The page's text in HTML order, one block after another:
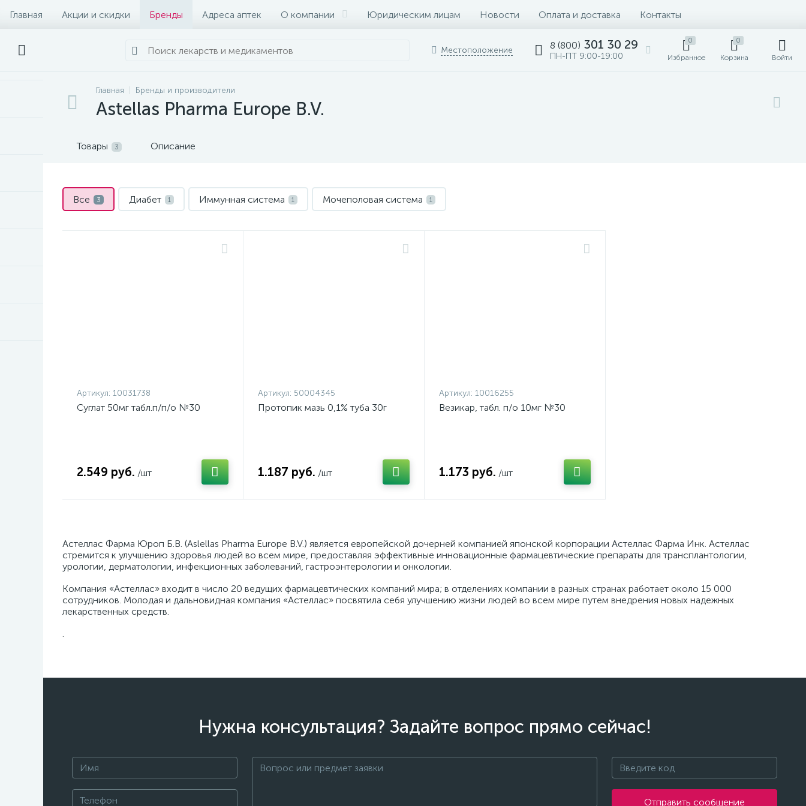
Главная Акции и скидки Бренды Адреса аптек О компании Юридическим лицам Новости Оплата и доставка Контакты
Местоположение 8 (800) 301 30 29
ПН-ПТ 9:00-19:00
0
Избранное
0
Корзина Войти
Главная Бренды и производители
Astellas Pharma Europe B.V.
Товары 3 Описание
Все 3 Диабет 1 Иммунная система 1 Мочеполовая система 1
Артикул: 10031738
Суглат 50мг табл.п/п/о №30
2.549 руб. /шт
Артикул: 50004345
Протопик мазь 0,1% туба 30г
1.187 руб. /шт
Артикул: 10016255
Везикар, табл. п/о 10мг №30
1.173 руб. /шт
Астеллас Фарма Юроп Б.В. (Aslellas Pharma Europe B.V.) является европейской дочерней компанией японской корпорации Астеллас Фарма Инк. Астеллас
стремится к улучшению здоровья людей во всем мире, предоставляя эффективные инновационные фармацевтические препараты для трансплантологии,
урологии, дерматологии, инфекционных заболеваний, гастроэнтерологии и онкологии.
Компания «Астеллас» входит в число 20 ведущих фармацевтических компаний мира; в отделениях компании в разных странах работает около 15 000
сотрудников. Молодая и дальновидная компания «Астеллас» посвятила себя улучшению жизни людей во всем мире путем внедрения новых надежных
лекарственных средств.
.
Нужна консультация? Задайте вопрос прямо сейчас!
Отправить сообщение